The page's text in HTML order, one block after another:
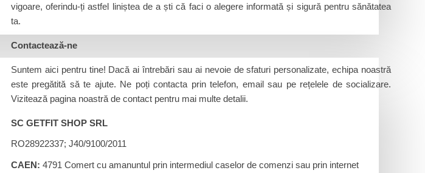
vigoare, oferindu-ți astfel liniștea de a ști că faci o alegere informată și sigură pentru sănătatea
ta.
Contactează-ne
Suntem aici pentru tine! Dacă ai întrebări sau ai nevoie de sfaturi personalizate, echipa noastră
este pregătită să te ajute. Ne poți contacta prin telefon, email sau pe rețelele de socializare.
Vizitează pagina noastră de contact pentru mai multe detalii.
SC GETFIT SHOP SRL
RO28922337; J40/9100/2011
CAEN: 4791 Comert cu amanuntul prin intermediul caselor de comenzi sau prin internet